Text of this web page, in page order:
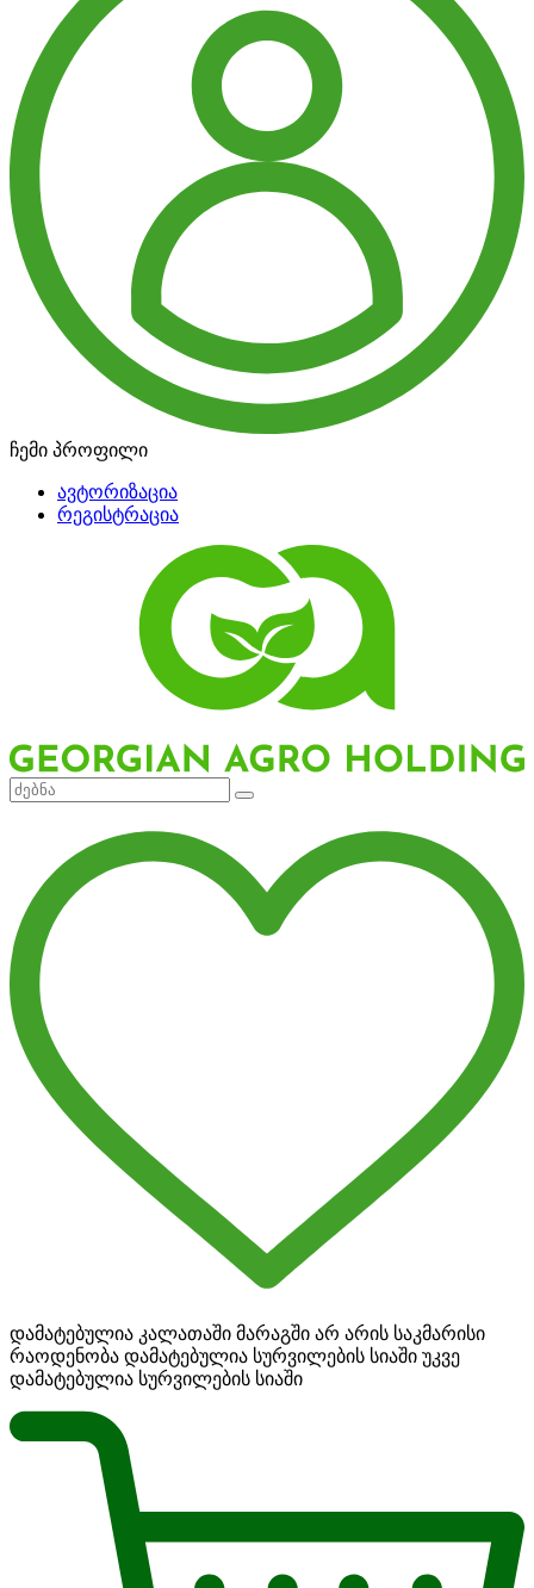
ჩემი პროფილი
ავტორიზაცია
რეგისტრაცია
დამატებულია კალათაში მარაგში არ არის საკმარისი
რაოდენობა დამატებულია სურვილების სიაში უკვე
დამატებულია სურვილების სიაში